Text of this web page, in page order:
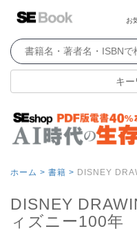
お
キ
ホーム > 書籍 > DISNEY
DISNEY
ィズニー100年